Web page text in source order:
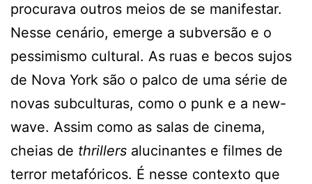
procurava outros meios de se manifestar.
Nesse cenário, emerge a subversão e o
pessimismo cultural. As ruas e becos sujos
de Nova York são o palco de uma série de
novas subculturas, como o punk e a new-
wave. Assim como as salas de cinema,
cheias de thrillers alucinantes e filmes de
terror metafóricos. É nesse contexto que